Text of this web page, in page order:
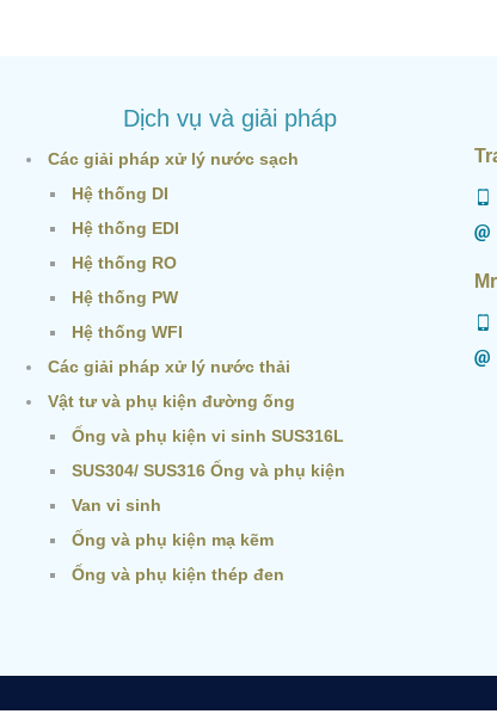
Dịch vụ và giải pháp
Các giải pháp xử lý nước sạch
Hệ thống DI
Hệ thống EDI
Hệ thống RO
Hệ thống PW
Hệ thống WFI
Các giải pháp xử lý nước thải
Vật tư và phụ kiện đường ống
Ống và phụ kiện vi sinh SUS316L
SUS304/ SUS316 Ống và phụ kiện
Van vi sinh
Ống và phụ kiện mạ kẽm
Ống và phụ kiện thép đen